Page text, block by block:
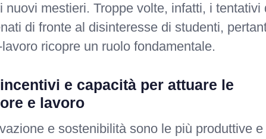
mestieri. Troppe volte, infatti, i tentativi
di fronte al disinteresse di studenti,
ricopre un ruolo fondamentale.
e capacità per attuare le
e lavoro
e sostenibilità sono le più produttive e